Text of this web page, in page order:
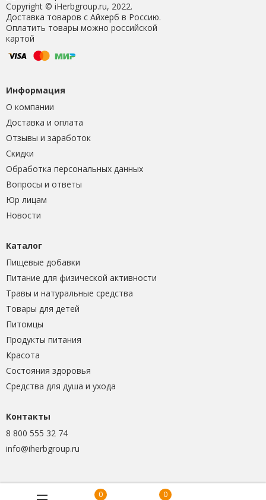
Copyright © iHerbgroup.ru, 2022.
Доставка товаров с Айхерб в Россию.
Оплатить товары можно российской
картой
Информация
О компании
Доставка и оплата
Отзывы и заработок
Скидки
Обработка персональных данных
Вопросы и ответы
Юр лицам
Новости
Каталог
Пищевые добавки
Питание для физической активности
Травы и натуральные средства
Товары для детей
Питомцы
Продукты питания
Красота
Состояния здоровья
Средства для душа и ухода
Контакты
8 800 555 32 74
info@iherbgroup.ru
0 0